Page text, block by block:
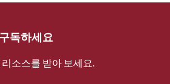
독하세요
소스를 받아 보세요.